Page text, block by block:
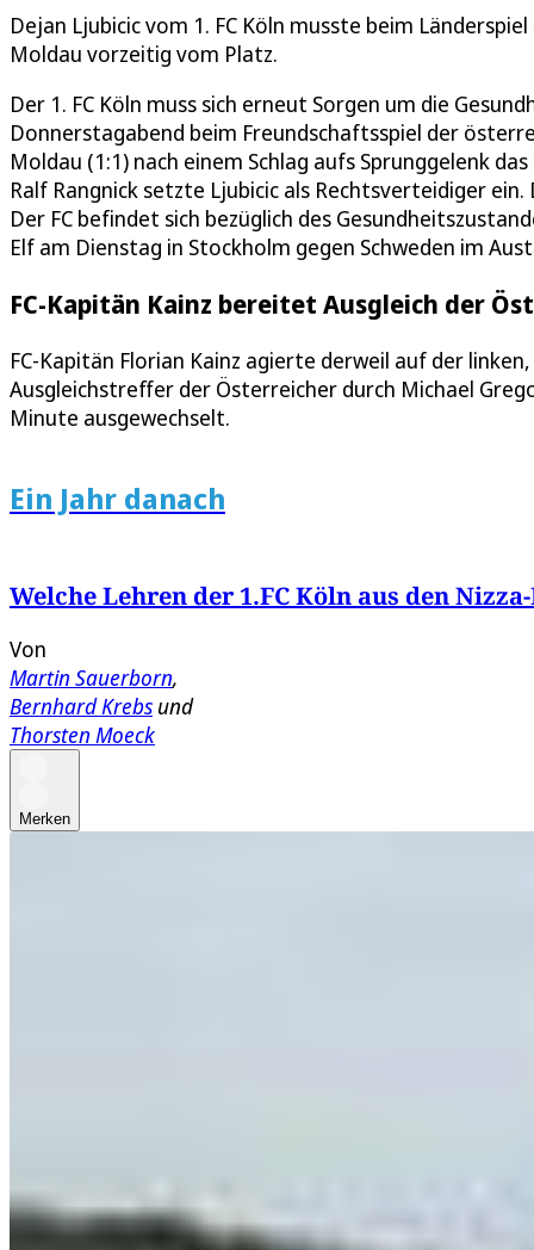
Dejan Ljubicic vom 1. FC Köln musste beim
Moldau vorzeitig vom Platz.
Der 1. FC Köln muss sich erneut Sorgen um die
Donnerstagabend beim Freundschaftsspiel der
Moldau (1:1) nach einem Schlag aufs Sprunggelenk
Ralf Rangnick setzte Ljubicic als Rechtsverteidiger
Der FC befindet sich bezüglich des
Elf am Dienstag in Stockholm gegen Schweden im
FC-Kapitän Kainz bereitet Ausgleich der
FC-Kapitän Florian Kainz agierte derweil auf der
Ausgleichstreffer der Österreicher durch Michael
Minute ausgewechselt.
Ein Jahr danach
Welche Lehren der 1.FC Köln aus den
Von
Martin Sauerborn,
Bernhard Krebs und
Thorsten Moeck
Merken